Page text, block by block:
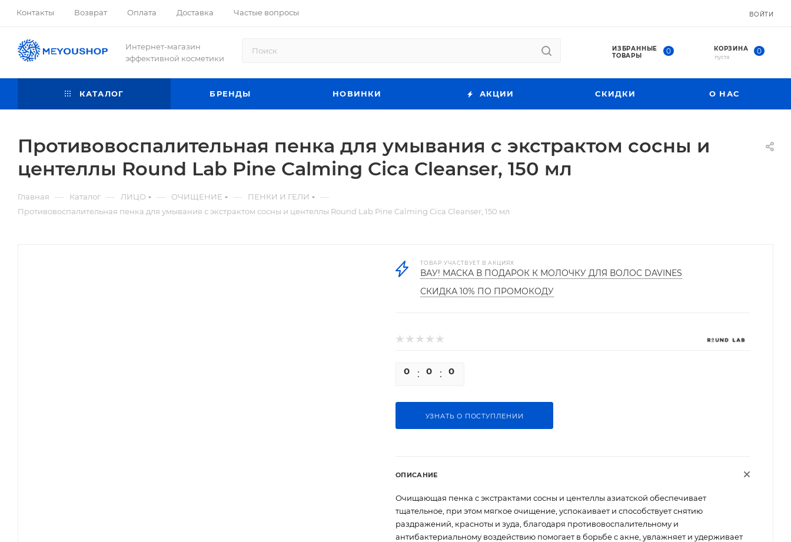
Контакты Возврат Оплата Доставка Частые вопросы ВОЙТИ
Интернет-магазин
эффективной косметики
ИЗБРАННЫЕ
ТОВАРЫ
0 КОРЗИНА 0
пуста
КАТАЛОГ БРЕНДЫ НОВИНКИ АКЦИИ СКИДКИ О НАС
Противовоспалительная пенка для умывания с экстрактом сосны и
центеллы Round Lab Pine Calming Cica Cleanser, 150 мл
Главная — Каталог — ЛИЦО — ОЧИЩЕНИЕ — ПЕНКИ И ГЕЛИ —
Противовоспалительная пенка для умывания с экстрактом сосны и центеллы Round Lab Pine Calming Cica Cleanser, 150 мл
ТОВАР УЧАСТВУЕТ В АКЦИЯХ
ВАУ! МАСКА В ПОДАРОК К МОЛОЧКУ ДЛЯ ВОЛОС DAVINES
СКИДКА 10% ПО ПРОМОКОДУ
0 0 0
УЗНАТЬ О ПОСТУПЛЕНИИ
ОПИСАНИЕ
Очищающая пенка с экстрактами сосны и центеллы азиатской обеспечивает
тщательное, при этом мягкое очищение, успокаивает и способствует снятию
раздражений, красноты и зуда, благодаря противовоспалительному и
антибактериальному воздействию помогает в борьбе с акне, увлажняет и удерживает